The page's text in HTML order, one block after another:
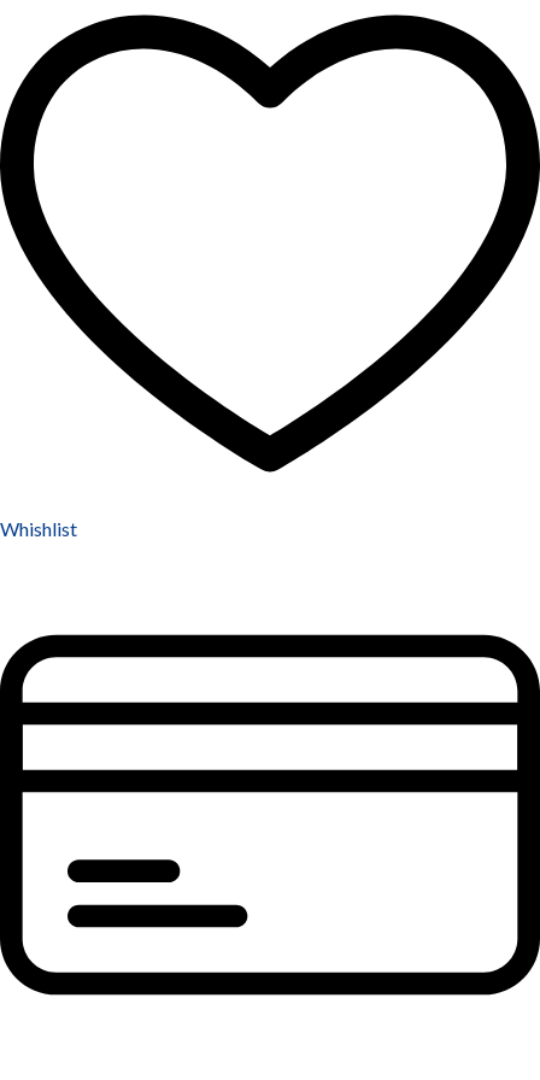
Whishlist